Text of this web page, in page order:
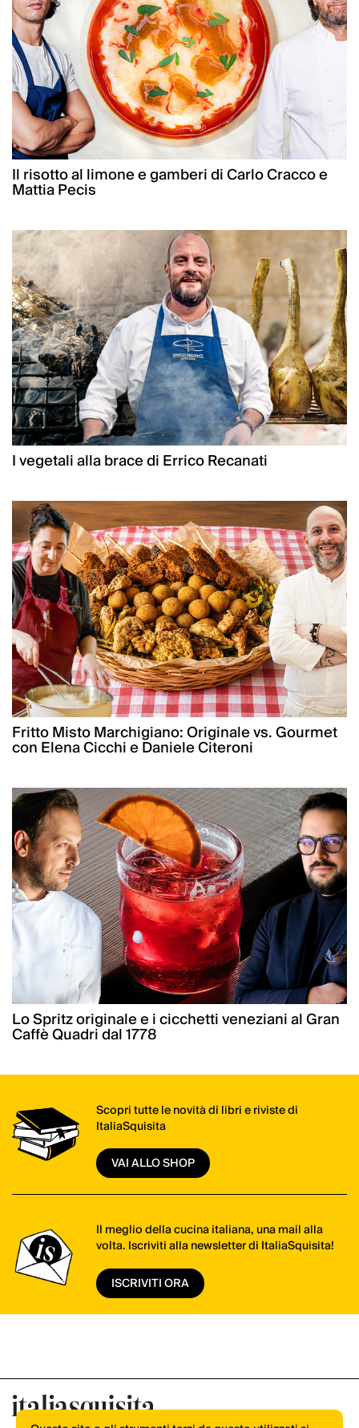
Il risotto al limone e gamberi di Carlo Cracco e
Mattia Pecis
I vegetali alla brace di Errico Recanati
Fritto Misto Marchigiano: Originale vs. Gourmet
con Elena Cicchi e Daniele Citeroni
Lo Spritz originale e i cicchetti veneziani al Gran
Caffè Quadri dal 1778
Scopri tutte le novità di libri e riviste di
ItaliaSquisita
VAI ALLO SHOP
Il meglio della cucina italiana, una mail alla
volta. Iscriviti alla newsletter di ItaliaSquisita!
ISCRIVITI ORA